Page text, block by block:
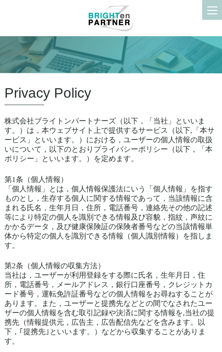
Privacy Policy
株式会社ブライトンパートナーズ（以下，「当社」といいま
す。）は，本ウェブサイト上で提供するサービス（以下,「本サ
ービス」といいます。）における，ユーザーの個人情報の取扱
いについて，以下のとおりプライバシーポリシー（以下，「本
ポリシー」といいます。）を定めます。
第1条（個人情報）
「個人情報」とは，個人情報保護法にいう「個人情報」を指す
ものとし，生存する個人に関する情報であって，当該情報に含
まれる氏名，生年月日，住所，電話番号，連絡先その他の記述
等により特定の個人を識別できる情報及び容貌，指紋，声紋に
かかるデータ，及び健康保険証の保険者番号などの当該情報単
体から特定の個人を識別できる情報（個人識別情報）を指しま
す。
第2条（個人情報の収集方法）
当社は，ユーザーが利用登録をする際に氏名，生年月日，住
所，電話番号，メールアドレス，銀行口座番号，クレジットカ
ード番号，運転免許証番号などの個人情報をお尋ねすることが
あります。また，ユーザーと提携先などとの間でなされたユー
ザーの個人情報を含む取引記録や決済に関する情報を,当社の提
携先（情報提供元，広告主，広告配信先などを含みます。以
下，｢提携先｣といいます。）などから収集することがありま
す。